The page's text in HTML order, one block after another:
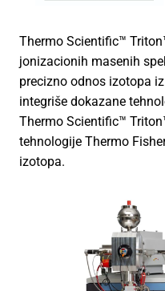
Thermo Scientific™
jonizacionih masenih
precizno odnos izotopa
integriše dokazane
Thermo Scientific™
tehnologije Thermo
izotopa.